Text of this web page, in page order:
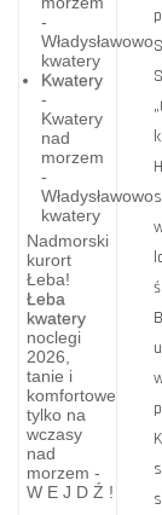
-
Władysławowo
kwatery
Kwatery
-
Kwatery
nad
morzem
-
Władysławowo
kwatery
Nadmorski
kurort
Łeba!
Łeba
kwatery
noclegi
2026,
tanie i
komfortowe
tylko na
wczasy
nad
morzem -
W E J D Ź !
Człuchów
w
XVIII
wieku
w XVIII
wieku
Człuchów